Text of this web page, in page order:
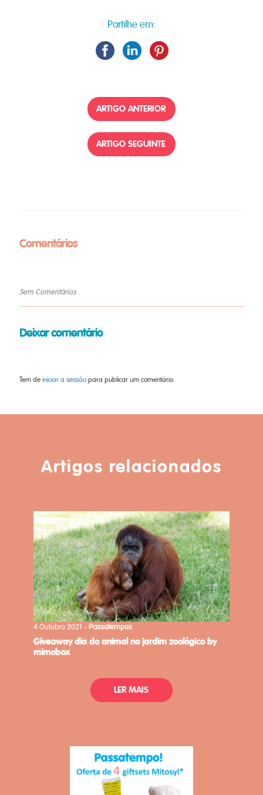
Partilhe em:
ARTIGO ANTERIOR
ARTIGO SEGUINTE
Comentários
Sem Comentários
Deixar comentário
Tem de iniciar a sessão para publicar um comentário.
Artigos relacionados
4 Outubro 2021 -Passatempos
giveaway dia do animal no jardim zoológico by
mimobox
LER MAIS